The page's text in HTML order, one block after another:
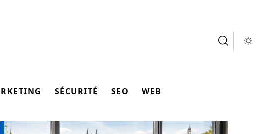
SÉCURITÉ SEO WEB